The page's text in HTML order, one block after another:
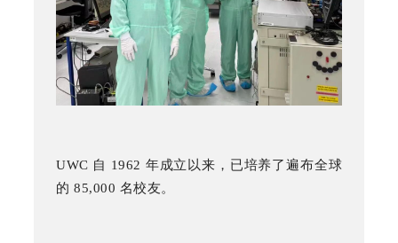
UWC 自 1962 年成立以来，已培养了遍布全球
的 85,000 名校友。